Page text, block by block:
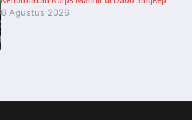
6 Agustus 2026